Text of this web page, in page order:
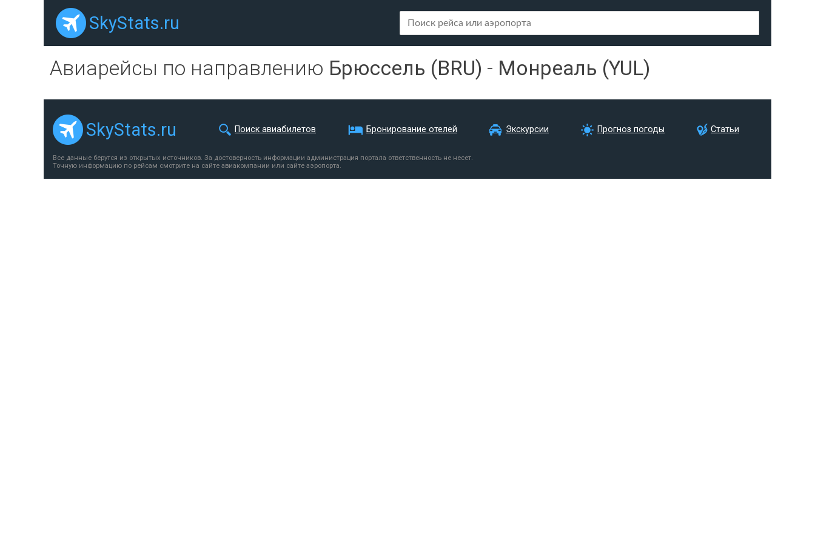
SkyStats.ru
Авиарейсы по направлению Брюссель (BRU) - Монреаль (YUL)
SkyStats.ru Поиск авиабилетов Бронирование отелей Экскурсии Прогноз погоды Статьи
Все данные берутся из открытых источников. За достоверность информации администрация портала ответственность не несет.
Точную информацию по рейсам смотрите на сайте авиакомпании или сайте аэропорта.